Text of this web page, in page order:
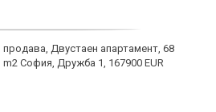
продава, Двустаен апартамент, 68
m2 София, Дружба 1, 167900 EUR